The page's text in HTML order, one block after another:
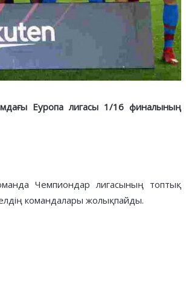
Еуропа лигасы 1/16 финалының
Чемпиондар лигасының топтық
командалары жолықпайды.